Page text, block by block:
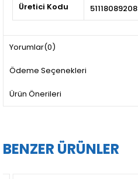
Üretici Kodu
51118089208
Yorumlar(0)
Ödeme Seçenekleri
Ürün Önerileri
BENZER ÜRÜNLER